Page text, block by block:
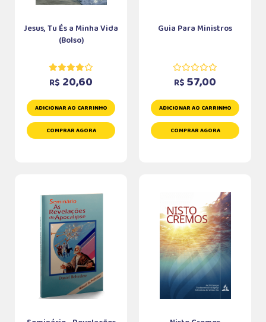
Jesus, Tu És a Minha Vida
(Bolso)
R$ 20,60
ADICIONAR AO CARRINHO
COMPRAR AGORA
Guia Para Ministros
R$ 57,00
ADICIONAR AO CARRINHO
COMPRAR AGORA